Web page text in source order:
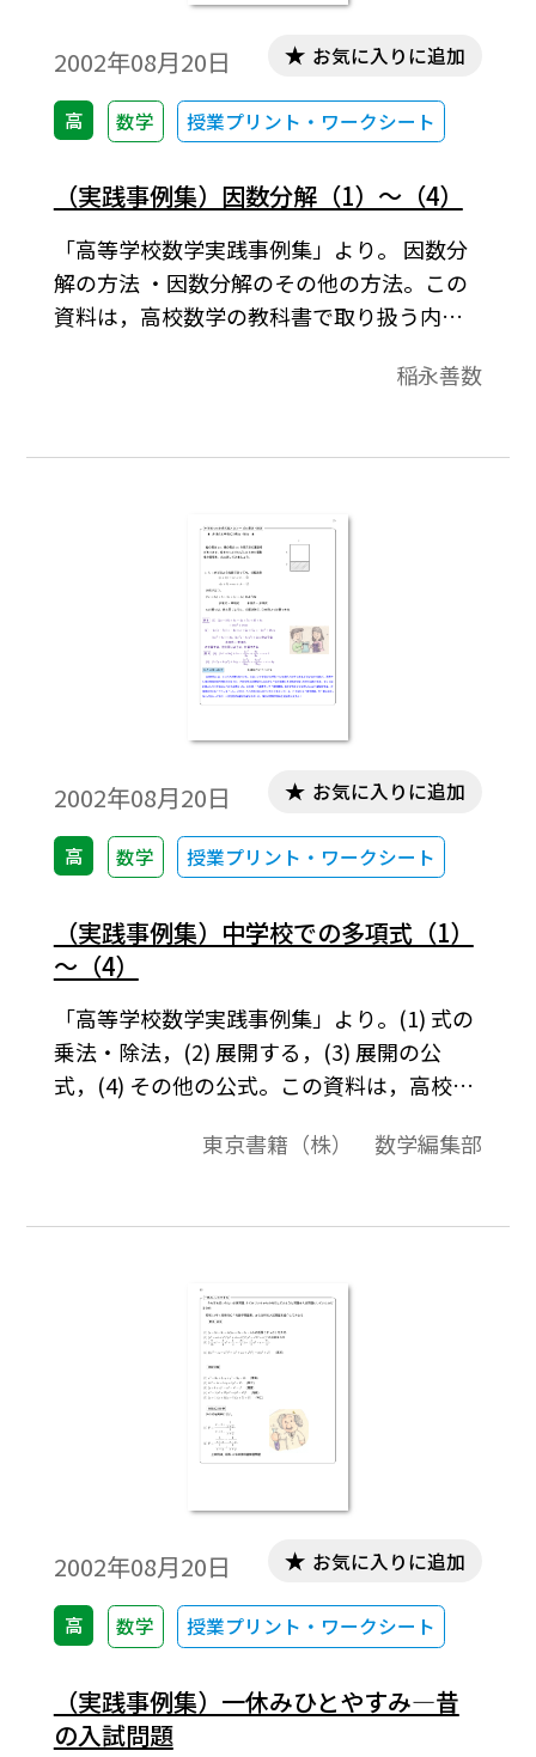
2002年08月20日
高 数学 授業プリント・ワークシート
お気に入りに追加
（実践事例集）因数分解（1）～（4）
「高等学校数学実践事例集」より。 因数分
解の方法 ・因数分解のその他の方法。この
資料は，高校数学の教科書で取り扱う内容
ものです。それらは，導入例や，参考になる
的内容，教科書で扱っている内容の背景な
稲永善数
2002年08月20日
高 数学 授業プリント・ワークシート
お気に入りに追加
（実践事例集）中学校での多項式（1）
～（4）
「高等学校数学実践事例集」より。(1) 式の
乗法・除法，(2) 展開する，(3) 展開の公
式，(4) その他の公式。この資料は，高校数
いろな角度から解説をしたものです。それら
ント，中学校の復習，発展的内容，教科書
です。各内容は１ページにまとまっていま
東京書籍（株） 数学編集部
2002年08月20日
高 数学 授業プリント・ワークシート
お気に入りに追加
（実践事例集）一休みひとやすみ―昔
の入試問題